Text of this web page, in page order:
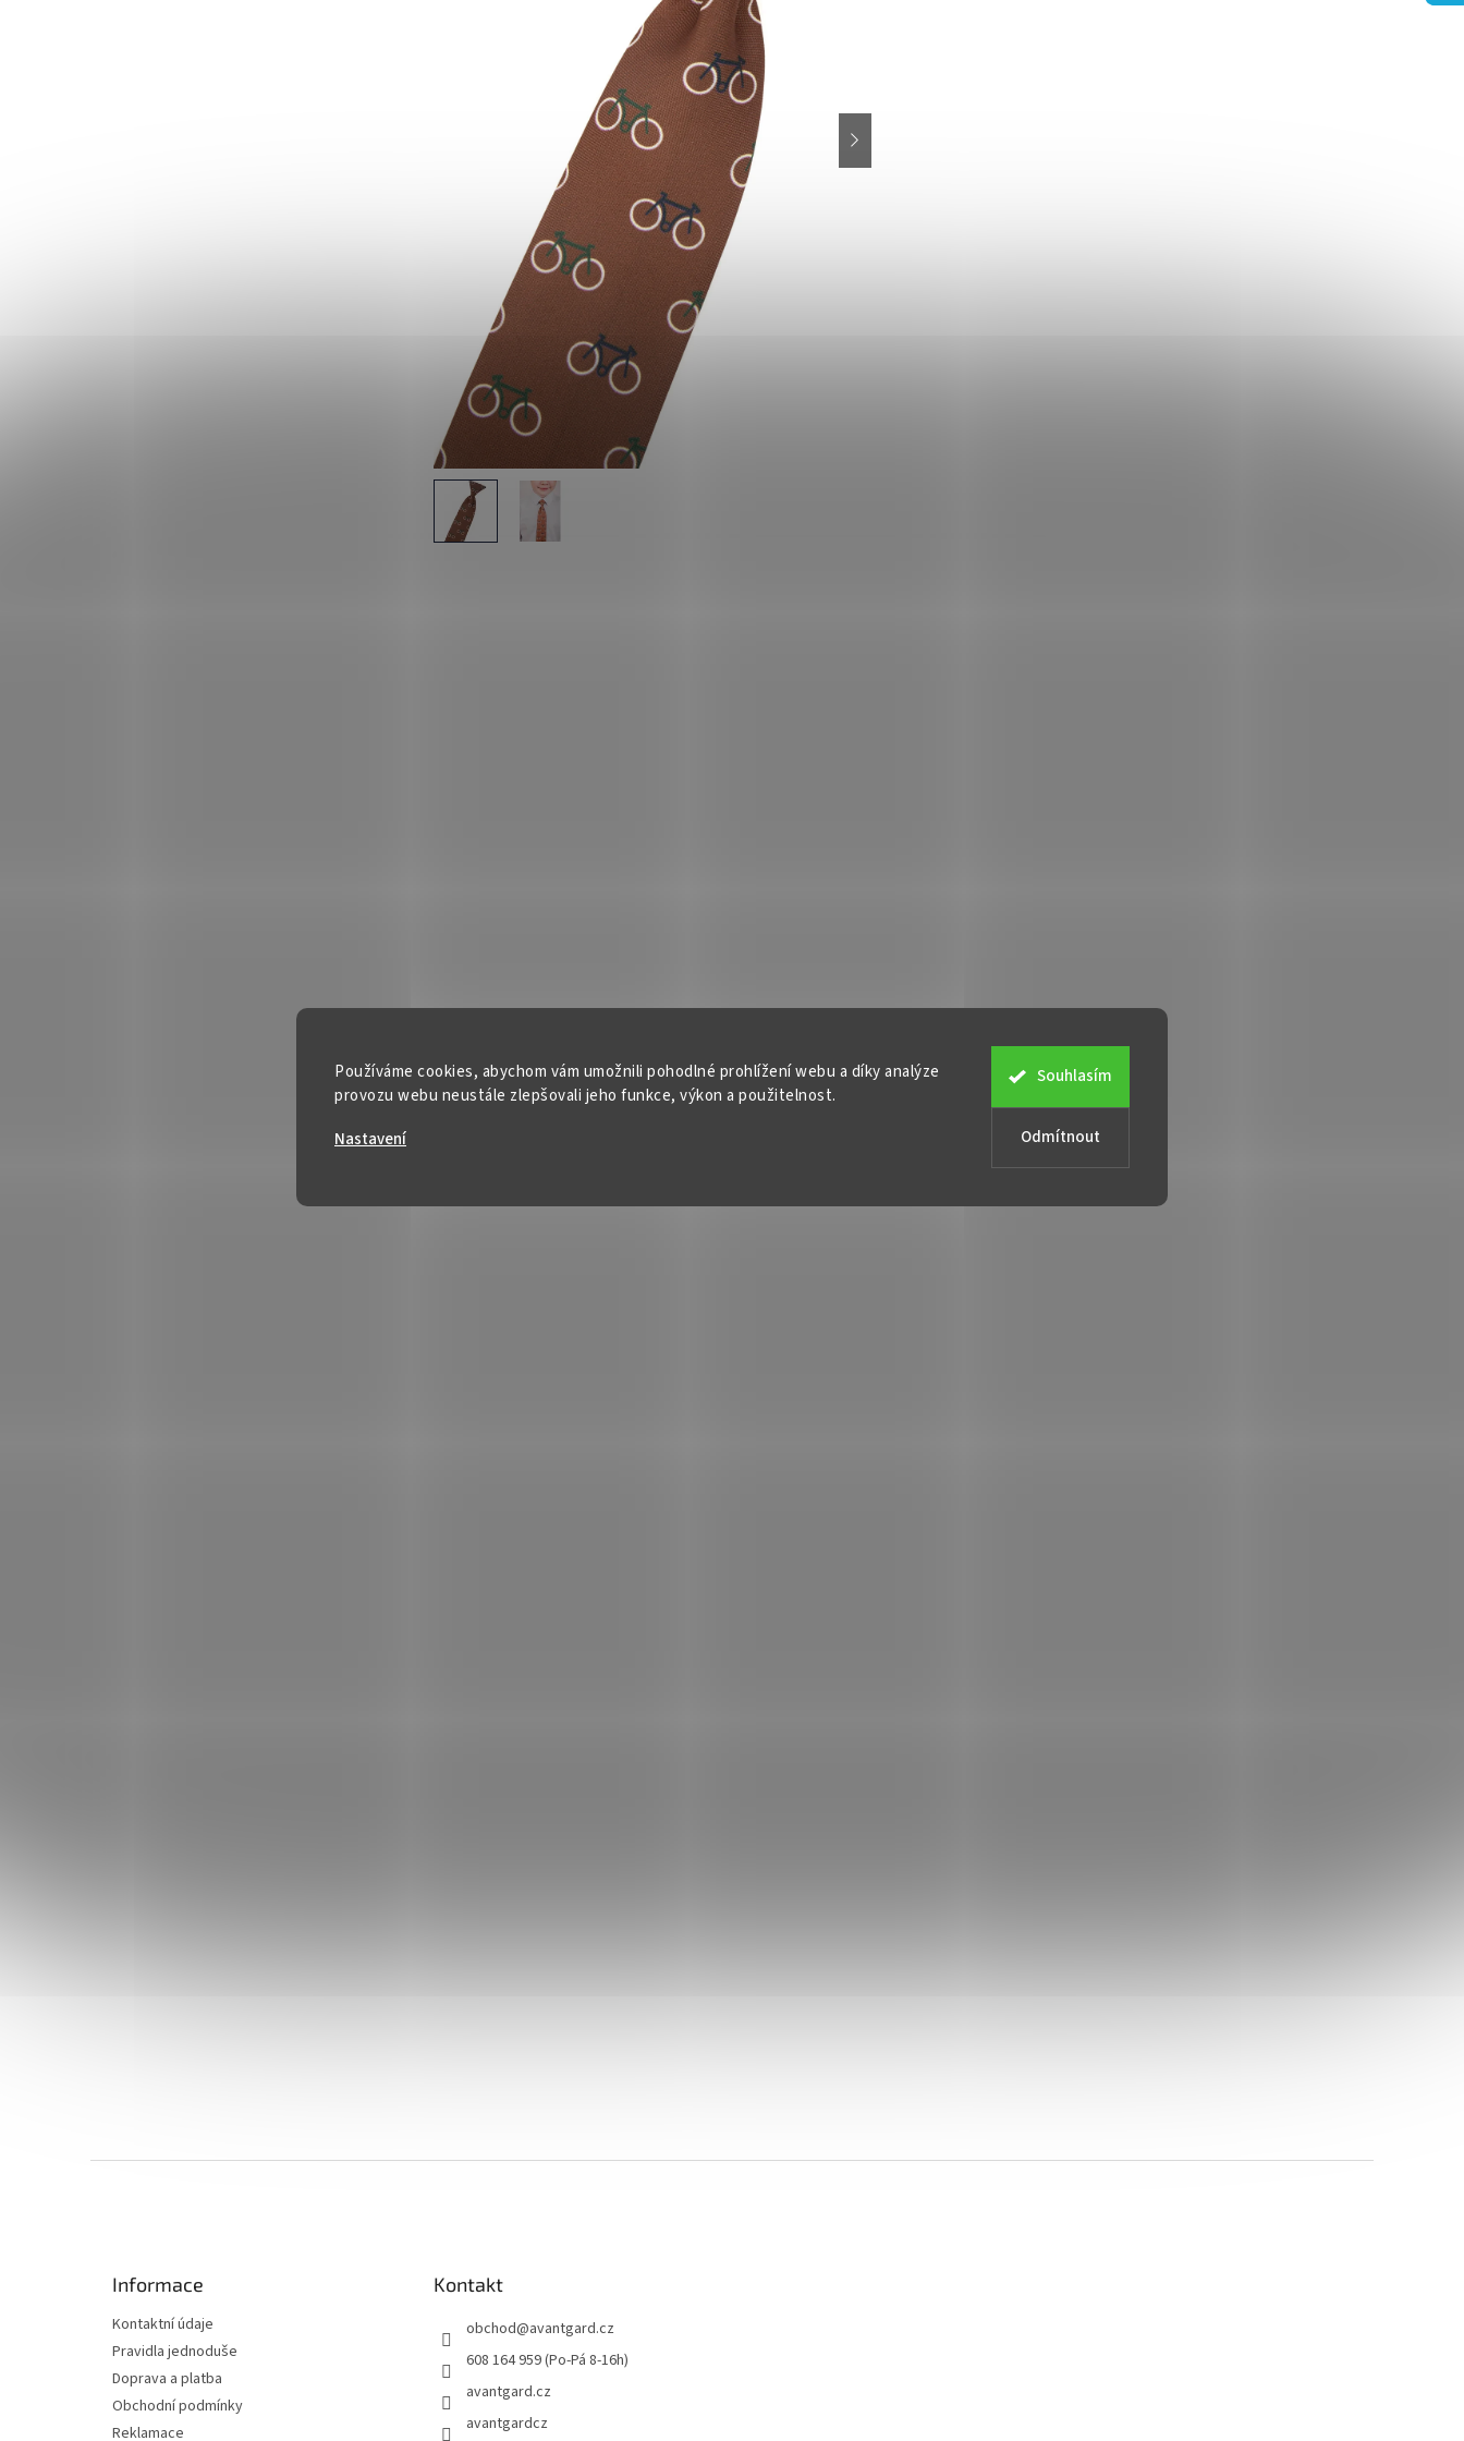
Používáme cookies, abychom vám umožnili pohodlné prohlížení webu a díky analýze
provozu webu neustále zlepšovali jeho funkce, výkon a použitelnost.
Nastavení
Odmítnout
Souhlasím
Informace
Kontaktní údaje
Pravidla jednoduše
Doprava a platba
Obchodní podmínky
Reklamace
Kontakt
obchod@avantgard.cz
608 164 959 (Po-Pá 8-16h)
avantgard.cz
avantgardcz